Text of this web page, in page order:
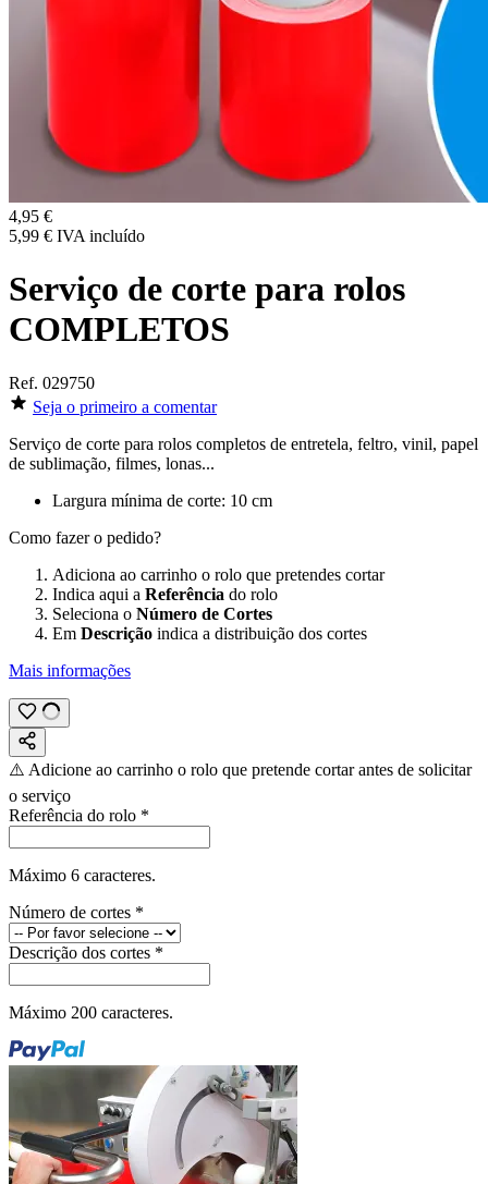
4,95 €
5,99 € IVA incluído
Serviço de corte para rolos
COMPLETOS
Ref. 029750
Seja o primeiro a comentar
Serviço de corte para rolos completos de entretela, feltro, vinil, papel
de sublimação, filmes, lonas...
Largura mínima de corte: 10 cm
Como fazer o pedido?
Adiciona ao carrinho o rolo que pretendes cortar
Indica aqui a Referência do rolo
Seleciona o Número de Cortes
Em Descrição indica a distribuição dos cortes
Mais informações
⚠️ Adicione ao carrinho o rolo que pretende cortar antes de solicitar
o serviço
Referência do rolo *
Máximo 6 caracteres.
Número de cortes *
Descrição dos cortes *
Máximo 200 caracteres.